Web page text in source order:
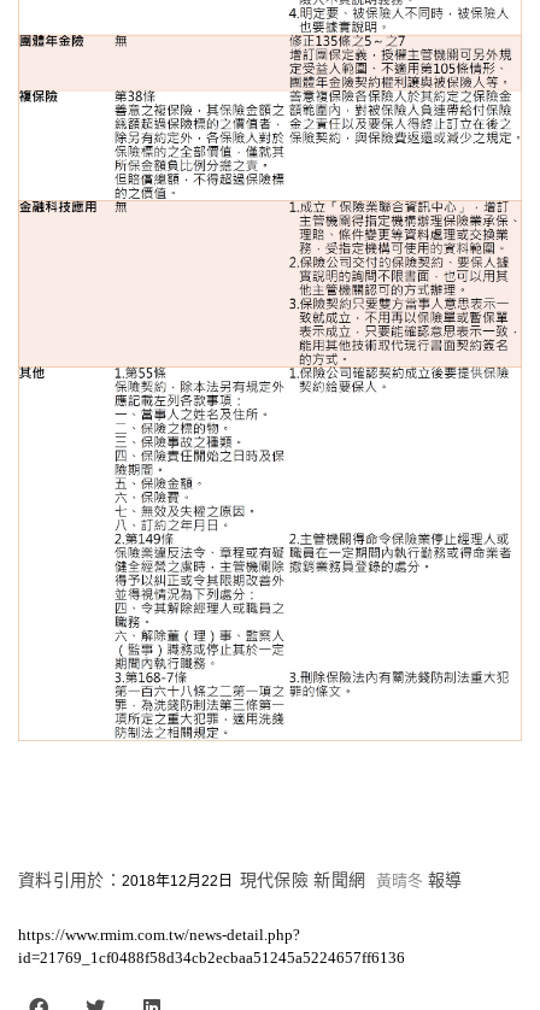
資料引用於： 2018年12月22日 現代保險 新聞網 黃晴冬 報導
https://www.rmim.com.tw/news-detail.php?
id=21769_1cf0488f58d34cb2ecbaa51245a5224657ff6136